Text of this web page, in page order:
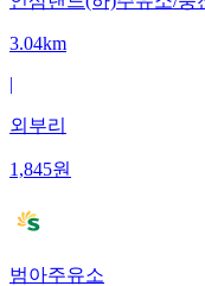
3.04km
|
외부리
1,845원
범아주유소